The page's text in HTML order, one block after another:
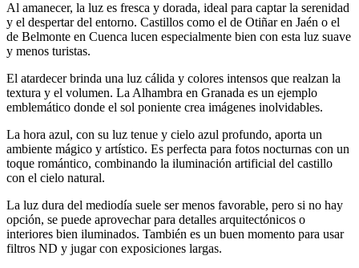
Al amanecer, la luz es fresca y dorada, ideal para captar la serenidad
y el despertar del entorno. Castillos como el de Otiñar en Jaén o el
de Belmonte en Cuenca lucen especialmente bien con esta luz suave
y menos turistas.
El atardecer brinda una luz cálida y colores intensos que realzan la
textura y el volumen. La Alhambra en Granada es un ejemplo
emblemático donde el sol poniente crea imágenes inolvidables.
La hora azul, con su luz tenue y cielo azul profundo, aporta un
ambiente mágico y artístico. Es perfecta para fotos nocturnas con un
toque romántico, combinando la iluminación artificial del castillo
con el cielo natural.
La luz dura del mediodía suele ser menos favorable, pero si no hay
opción, se puede aprovechar para detalles arquitectónicos o
interiores bien iluminados. También es un buen momento para usar
filtros ND y jugar con exposiciones largas.